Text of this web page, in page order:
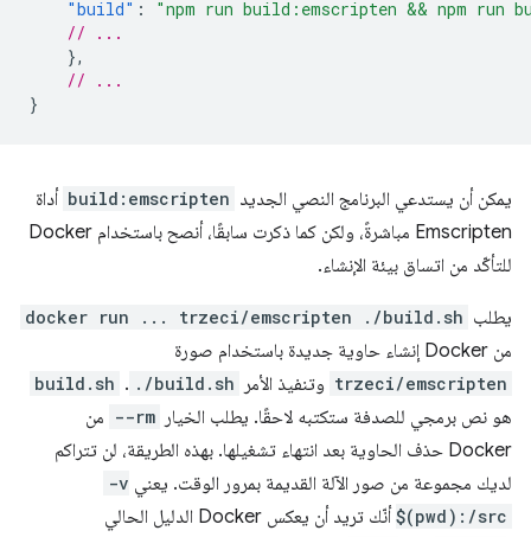
"build" :
"npm run build:emscripten && npm run
// ...
},
// ...
}
يمكن أن يستدعي البرنامج النصي الجديد build:emscripten أداة
Emscripten مباشرةً، ولكن كما ذكرت سابقًا، أنصح باستخدام Docker
للتأكّد من اتساق بيئة الإنشاء.
يطلب docker run ... trzeci/emscripten ./build.sh
من Docker إنشاء حاوية جديدة باستخدام صورة
trzeci/emscripten وتنفيذ الأمر ./build.sh
. ‫
build.sh
هو نص برمجي للصدفة ستكتبه لاحقًا. يطلب الخيار --rm من
Docker حذف الحاوية بعد انتهاء تشغيلها. بهذه الطريقة، لن تتراكم
لديك مجموعة من صور الآلة القديمة بمرور الوقت. يعني -v
$(pwd):/src
أنّك تريد أن يعكس Docker الدليل الحالي